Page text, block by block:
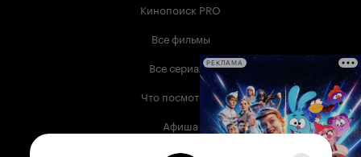
Кинопоиск PRO
Все фильмы
Все сериалы
Что посмотреть
Афиша
Музыка
РЕКЛАМА